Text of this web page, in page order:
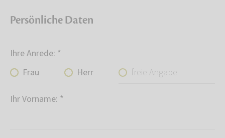
Persönliche Daten
Ihre Anrede: *
Frau
Herr freie Angabe
Ihr Vorname: *